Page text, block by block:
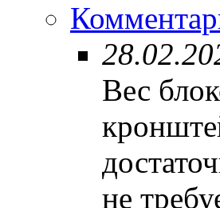
Вес
не